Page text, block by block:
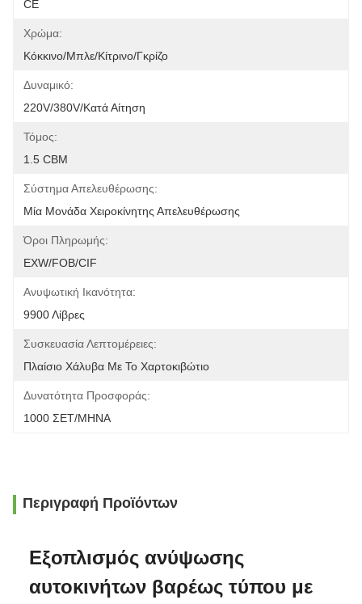
CE
Χρώμα:
Κόκκινο/μπλε/κίτρινο/γκρίζο
Δυναμικό:
220V/380V/κατά Αίτηση
Τόμος:
1.5 CBM
Σύστημα Απελευθέρωσης:
Μία Μονάδα Χειροκίνητης Απελευθέρωσης
Όροι Πληρωμής:
EXW/FOB/CIF
Ανυψωτική Ικανότητα:
9900 Λίβρες
Συσκευασία Λεπτομέρειες:
Πλαίσιο Χάλυβα Με Το Χαρτοκιβώτιο
Δυνατότητα Προσφοράς:
1000 ΣΕΤ/ΜΗΝΑ
Περιγραφή Προϊόντων
Εξοπλισμός ανύψωσης
αυτοκινήτων βαρέως τύπου με